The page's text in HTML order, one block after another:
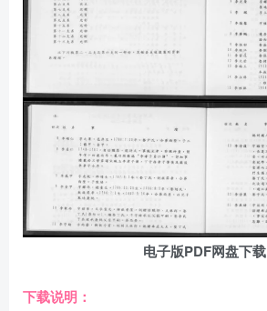
电子版PDF网盘下载
下载说明：